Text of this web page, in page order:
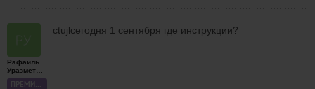
Рафаиль
Уразметов
ПРЕМИУМ
ctujlсегодня 1 сентября где инструкции?